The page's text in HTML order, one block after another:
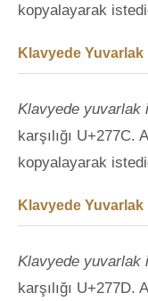
kopyalayarak
Klavyede Yuvarlak
Klavyede yuvarlak
karşılığı
kopyalayarak
Klavyede Yuvarlak
Klavyede yuvarlak
karşılığı